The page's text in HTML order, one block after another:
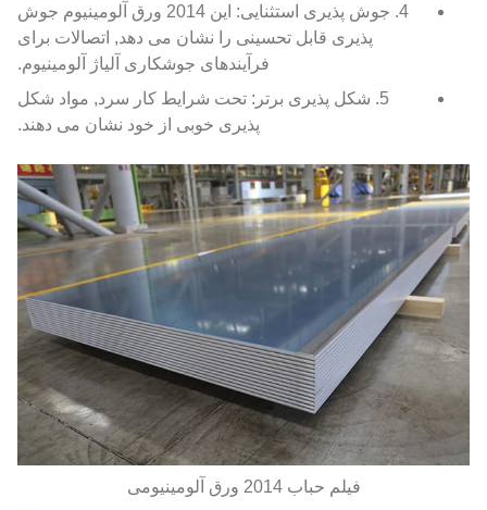
4. جوش پذیری استثنایی: این 2014 ورق آلومینیوم جوش
پذیری قابل تحسینی را نشان می دهد, اتصالات برای
فرآیندهای جوشکاری آلیاژ آلومینیوم.
5. شکل پذیری برتر: تحت شرایط کار سرد, مواد شکل
پذیری خوبی از خود نشان می دهند.
فیلم حباب 2014 ورق آلومینیومی